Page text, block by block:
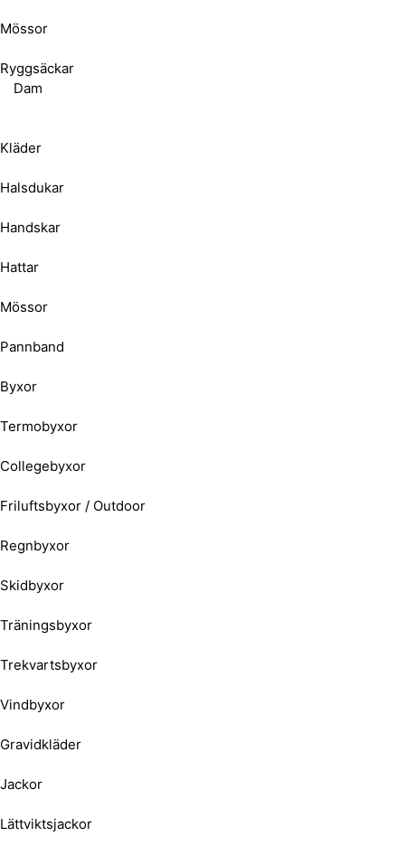
Mössor
Ryggsäckar
Dam
Kläder
Halsdukar
Handskar
Hattar
Mössor
Pannband
Byxor
Termobyxor
Collegebyxor
Friluftsbyxor / Outdoor
Regnbyxor
Skidbyxor
Träningsbyxor
Trekvartsbyxor
Vindbyxor
Gravidkläder
Jackor
Lättviktsjackor